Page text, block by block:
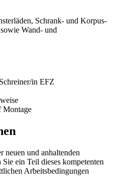
Schrank- und Korpus-
Wand- und
in EFZ
Montage
neuen und anhaltenden
ein Teil dieses kompetenten
Arbeitsbedingungen